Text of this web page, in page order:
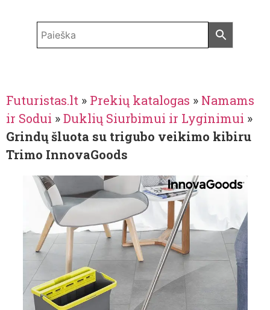
Futuristas.lt » Prekių katalogas » Namams
ir Sodui »Duklių Siurbimui ir Lyginimui »
Grindų šluota su trigubo veikimo kibiru
Trimo InnovaGoods